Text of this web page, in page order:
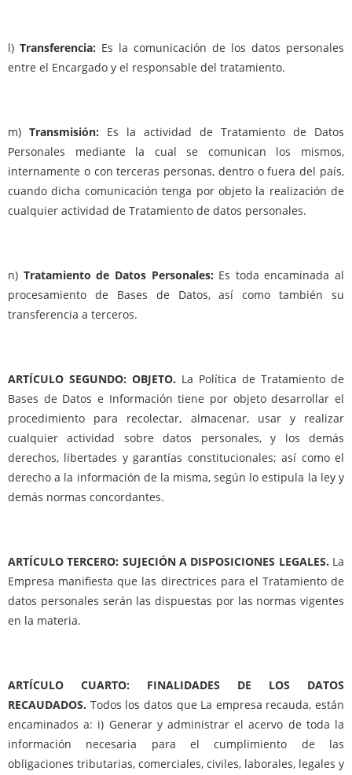
l) Transferencia: Es la comunicación de los datos personales
entre el Encargado y el responsable del tratamiento.
m) Transmisión: Es la actividad de Tratamiento de Datos
Personales mediante la cual se comunican los mismos,
internamente o con terceras personas, dentro o fuera del país,
cuando dicha comunicación tenga por objeto la realización de
cualquier actividad de Tratamiento de datos personales.
n) Tratamiento de Datos Personales: Es toda encaminada al
procesamiento de Bases de Datos, así como también su
transferencia a terceros.
ARTÍCULO SEGUNDO: OBJETO. La Política de Tratamiento de
Bases de Datos e Información tiene por objeto desarrollar el
procedimiento para recolectar, almacenar, usar y realizar
cualquier actividad sobre datos personales, y los demás
derechos, libertades y garantías constitucionales; así como el
derecho a la información de la misma, según lo estipula la ley y
demás normas concordantes.
ARTÍCULO TERCERO: SUJECIÓN A DISPOSICIONES LEGALES. La
Empresa manifiesta que las directrices para el Tratamiento de
datos personales serán las dispuestas por las normas vigentes
en la materia.
ARTÍCULO CUARTO: FINALIDADES DE LOS DATOS
RECAUDADOS. Todos los datos que La empresa recauda, están
encaminados a: i) Generar y administrar el acervo de toda la
información necesaria para el cumplimiento de las
obligaciones tributarias, comerciales, civiles, laborales, legales y